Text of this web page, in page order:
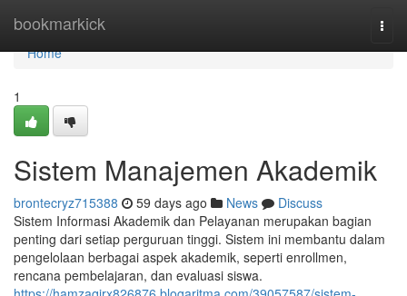
bookmarkick
Home
Home
1
Sistem Manajemen Akademik
brontecryz715388 59 days ago News
Discuss
Sistem Informasi Akademik dan Pelayanan merupakan bagian
penting dari setiap perguruan tinggi. Sistem ini membantu dalam
pengelolaan berbagai aspek akademik, seperti enrollmen,
rencana pembelajaran, dan evaluasi siswa.